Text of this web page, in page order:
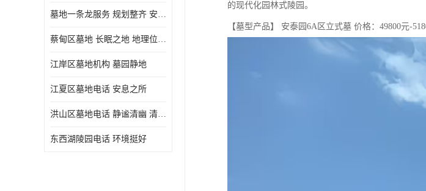
墓地一条龙服务 规划整齐 安息之所
蔡甸区墓地 长眠之地 地理位置好
江岸区墓地机构 墓园静地
江夏区墓地电话 安息之所
洪山区墓地电话 静谧清幽 清净雅致
东西湖陵园电话 环境挺好
的现代化园林式陵园。
【墓型产品】 安泰园6A区立式墓 价格：49800元-